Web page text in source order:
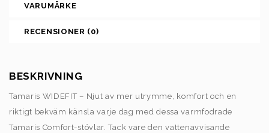
VARUMÄRKE
RECENSIONER (0)
BESKRIVNING
Tamaris WIDEFIT – Njut av mer utrymme, komfort och en
riktigt bekväm känsla varje dag med dessa varmfodrade
Tamaris Comfort-stövlar. Tack vare den vattenavvisande